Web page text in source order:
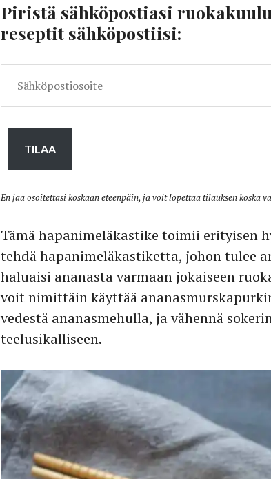
Piristä sähköpostiasi
reseptit sähköpostiisi:
TILAA
En jaa osoitettasi koskaan eteenpäin, ja voit lopettaa tilauksen koska
Tämä hapanimeläkastike toimii erityisen
tehdä hapanimeläkastiketta, johon tulee
haluaisi ananasta varmaan jokaiseen
voit nimittäin käyttää
vedestä ananasmehulla, ja vähennä
teelusikalliseen.